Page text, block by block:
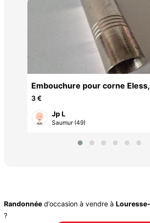
Embouchure pour corne
différe
3 €
Jp L
Saumur (49)
Randonnée d’occasion à vendre à
?